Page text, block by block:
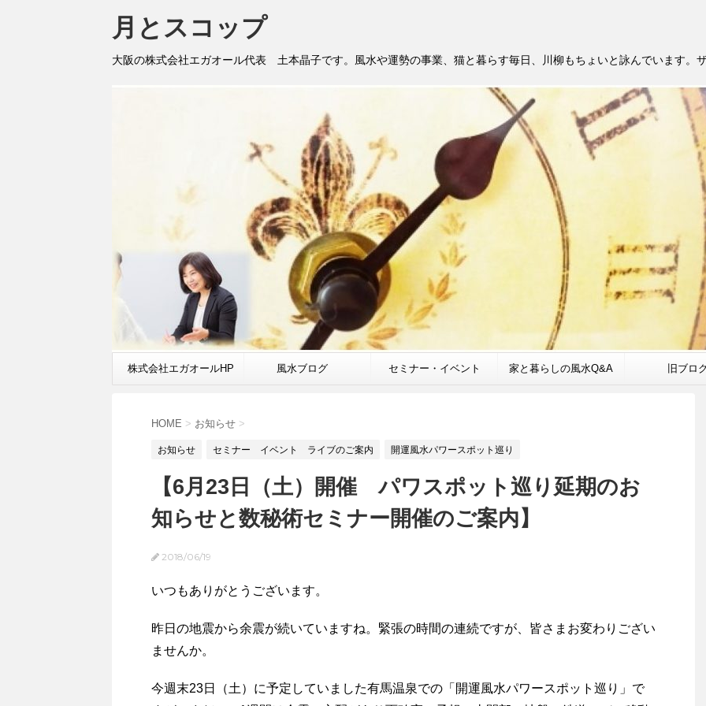
月とスコップ
大阪の株式会社エガオール代表 土本晶子です。風水や運勢の事業、猫と暮らす毎日、川柳もちょいと詠んでいます。
株式会社エガオールHP 風水ブログ セミナー・イベント 家と暮らしの風水Q&A 旧ブロ
HOME > お知らせ >
お知らせ セミナー イベント ライブのご案内 開運風水パワースポット巡り
【6月23日（土）開催 パワスポット巡り延期のお
知らせと数秘術セミナー開催のご案内】
2018/06/19
いつもありがとうございます。
昨日の地震から余震が続いていますね。緊張の時間の連続ですが、皆さまお変わりござい
ませんか。
今週末23日（土）に予定していました有馬温泉での「開運風水パワースポット巡り」で